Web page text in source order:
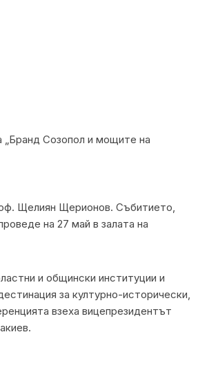
„Бранд Созопол и мощите на
Щелиян Щерионов. Събитието,
на 27 май в залата на
и общински институции и
за културно-исторически,
взеха вицепрезидентът